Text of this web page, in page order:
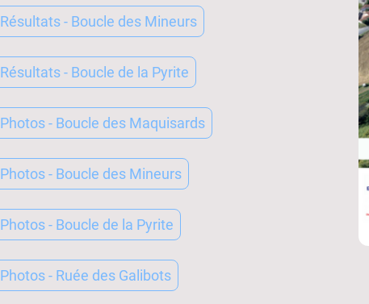
Résultats - Boucle des Mineurs
Résultats - Boucle de la Pyrite
Photos - Boucle des Maquisards
Photos - Boucle des Mineurs
Photos - Boucle de la Pyrite
Photos - Ruée des Galibots